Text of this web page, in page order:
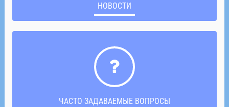
НОВОСТИ
ЧАСТО ЗАДАВАЕМЫЕ ВОПРОСЫ